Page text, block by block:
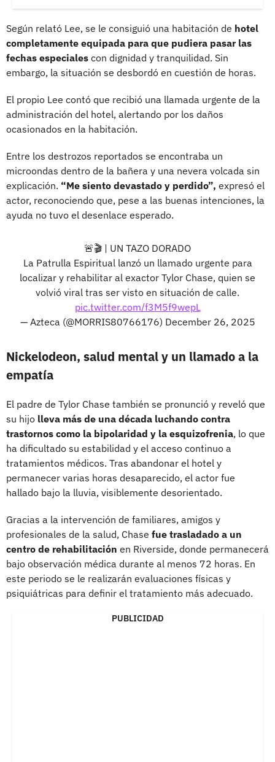
Según relató Lee, se le consiguió una habitación de hotel
completamente equipada para que pudiera pasar las
fechas especiales con dignidad y tranquilidad. Sin
embargo, la situación se desbordó en cuestión de horas.
El propio Lee contó que recibió una llamada urgente de la
administración del hotel, alertando por los daños
ocasionados en la habitación.
Entre los destrozos reportados se encontraba un
microondas dentro de la bañera y una nevera volcada sin
explicación. “Me siento devastado y perdido”, expresó el
actor, reconociendo que, pese a las buenas intenciones, la
ayuda no tuvo el desenlace esperado.
🚨🎬 | UN TAZO DORADO
La Patrulla Espiritual lanzó un llamado urgente para
localizar y rehabilitar al exactor Tylor Chase, quien se
volvió viral tras ser visto en situación de calle.
pic.twitter.com/f3M5f9wepL
— Azteca (@MORRIS80766176) December 26, 2025
Nickelodeon, salud mental y un llamado a la
empatía
El padre de Tylor Chase también se pronunció y reveló que
su hijo lleva más de una década luchando contra
trastornos como la bipolaridad y la esquizofrenia, lo que
ha dificultado su estabilidad y el acceso continuo a
tratamientos médicos. Tras abandonar el hotel y
permanecer varias horas desaparecido, el actor fue
hallado bajo la lluvia, visiblemente desorientado.
Gracias a la intervención de familiares, amigos y
profesionales de la salud, Chase fue trasladado a un
centro de rehabilitación en Riverside, donde permanecerá
bajo observación médica durante al menos 72 horas. En
este periodo se le realizarán evaluaciones físicas y
psiquiátricas para definir el tratamiento más adecuado.
PUBLICIDAD